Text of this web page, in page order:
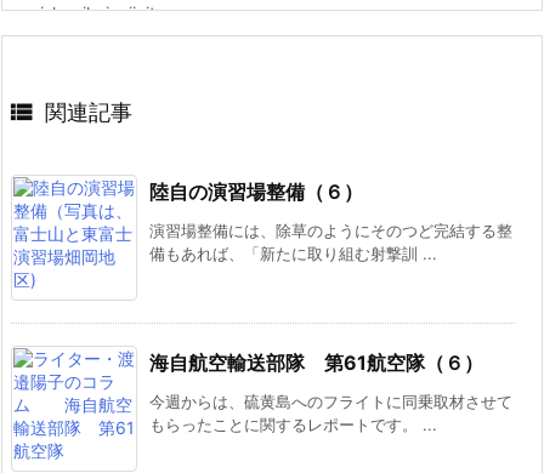
 関連記事
陸自の演習場整備（６）
演習場整備には、除草のようにそのつど完結する整
備もあれば、「新たに取り組む射撃訓 ...
海自航空輸送部隊 第61航空隊（６）
今週からは、硫黄島へのフライトに同乗取材させて
もらったことに関するレポートです。 ...